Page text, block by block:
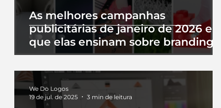
As melhores campanhas
publicitárias de janeiro de 2026 e
que elas ensinam sobre branding
We Do Logos
19 de jul. de 2025
3 min de leitura